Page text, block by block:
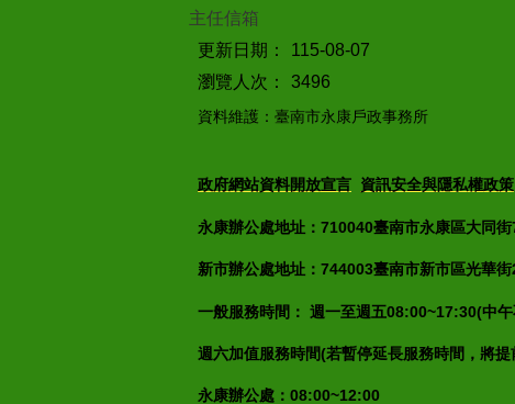
主任信箱
更新日期：
115-08-07
瀏覽人次：
3496
資料維護：臺南市永康戶政事務所
政府網站資料開放宣言 資訊安全與隱私權政策
永康辦公處地址：710040臺南市永康區大同
新市辦公處地址：744003臺南市新市區光華
一般服務時間： 週一至週五08:00~17:30(中
週六加值服務時間(若暫停延長服務時間，將提
永康辦公處：08:00~12:00